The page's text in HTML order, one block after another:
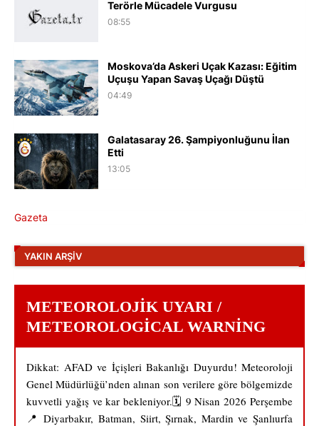
Terörle Mücadele Vurgusu
08:55
Moskova’da Askeri Uçak Kazası: Eğitim
Uçuşu Yapan Savaş Uçağı Düştü
04:49
Galatasaray 26. Şampiyonluğunu İlan
Etti
13:05
Gazeta
YAKIN ARŞIV
METEOROLOJIK UYARI /
METEOROLOGICAL WARNING
Dikkat: AFAD ve İçişleri Bakanlığı Duyurdu! Meteoroloji
Genel Müdürlüğü’nden alınan son verilere göre bölgemizde
kuvvetli yağış ve kar bekleniyor.🗓️ 9 Nisan 2026 Perşembe
📍 Diyarbakır, Batman, Siirt, Şırnak, Mardin ve Şanlıurfa